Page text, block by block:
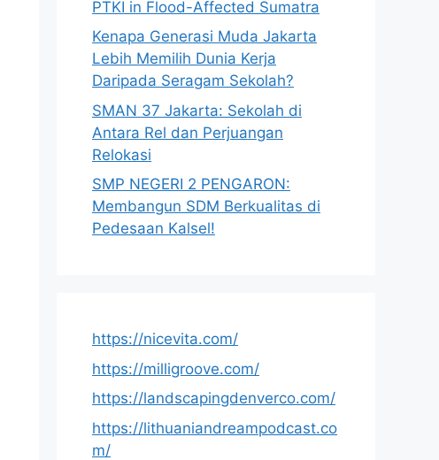
PTKI in Flood-Affected Sumatra
Kenapa Generasi Muda Jakarta
Lebih Memilih Dunia Kerja
Daripada Seragam Sekolah?
SMAN 37 Jakarta: Sekolah di
Antara Rel dan Perjuangan
Relokasi
SMP NEGERI 2 PENGARON:
Membangun SDM Berkualitas di
Pedesaan Kalsel!
https://nicevita.com/
https://milligroove.com/
https://landscapingdenverco.com/
https://lithuaniandreampodcast.co
m/